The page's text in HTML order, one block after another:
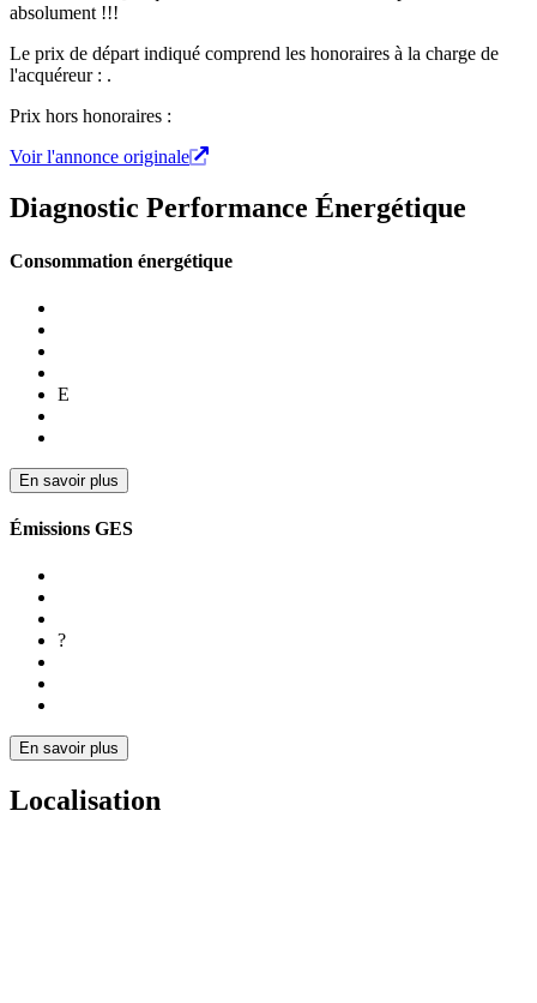
absolument !!!
Le prix de départ indiqué comprend les honoraires à la charge de
l'acquéreur : .
Prix hors honoraires :
Voir l'annonce originale
Diagnostic Performance Énergétique
Consommation énergétique
E
En savoir plus
Émissions GES
?
En savoir plus
Localisation